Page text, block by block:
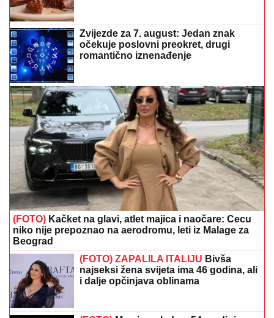
Zvijezde za 7. august: Jedan znak
očekuje poslovni preokret, drugi
romantično iznenađenje
(FOTO) Kačket na glavi, atlet majica i naočare: Cecu
niko nije prepoznao na aerodromu, leti iz Malage za
Beograd
(FOTO) ZAPALILA ITALIJU Bivša
najseksi žena svijeta ima 46 godina, ali
i dalje opčinjava oblinama